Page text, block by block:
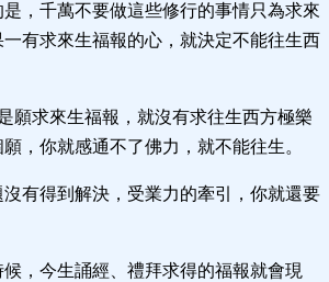
，千萬不要做這些修行的事情只為求來
有求來生福報的心，就決定不能往生西
願求來生福報，就沒有求往生西方極樂
，你就感通不了佛力，就不能往生。
有得到解決，受業力的牽引，你就還要
，今生誦經、禮拜求得的福報就會現